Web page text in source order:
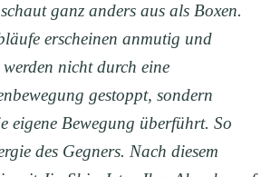
ganz anders aus als Boxen.
erscheinen anmutig und
werden nicht durch eine
gestoppt, sondern
eigene Bewegung überführt. So
des Gegners. Nach diesem